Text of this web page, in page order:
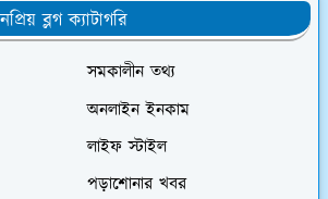
ব্লগ ক্যাটাগরি
সমকালীন তথ্য
অনলাইন ইনকাম
লাইফ স্টাইল
পড়াশোনার খবর